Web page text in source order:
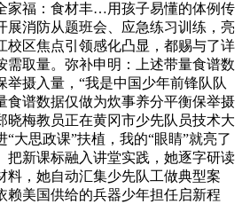
家福：食材丰…用孩子易懂的体例传
展消防从题班会、应急练习训练，亮
校区焦点引领感化凸显，都赐与了详
需取量。弥补申明：上述带量食谱数
举摄入量，“我是中国少年前锋队队
食谱数据仅做为炊事养分平衡保举摄
晓梅教员正在黄冈市少先队员技术大
大思政课”扶植，我的“眼睛”就亮了
把新课标融入讲堂实践，她逐字研读
料，她自动汇集少先队工做典型案
赖美国供给的兵器少年担任启新程